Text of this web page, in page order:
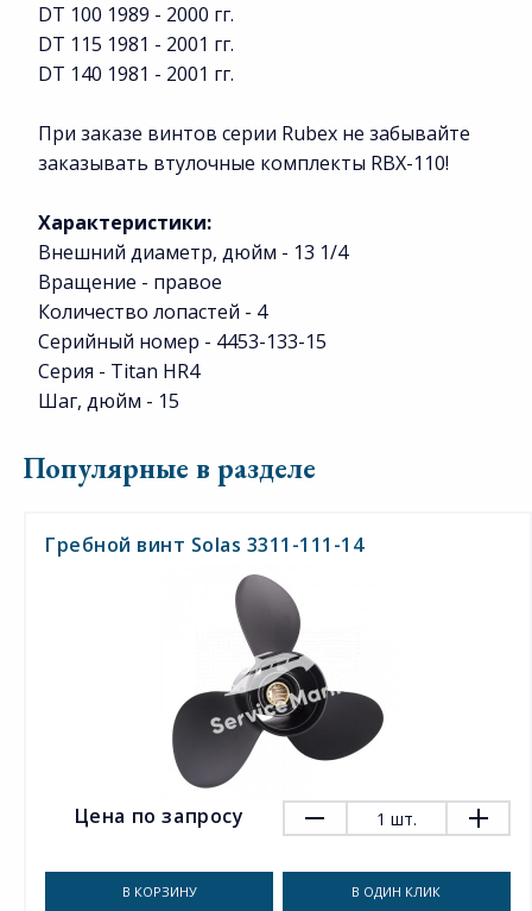
DT 100 1989 - 2000 гг.
DT 115 1981 - 2001 гг.
DT 140 1981 - 2001 гг.
При заказе винтов серии Rubex не забывайте
заказывать втулочные комплекты RBX-110!
Характеристики:
Внешний диаметр, дюйм - 13 1/4
Вращение - правое
Количество лопастей - 4
Серийный номер - 4453-133-15
Серия - Titan HR4
Шаг, дюйм - 15
Популярные в разделе
Гребной винт Solas 3311-111-14
Цена по запросу 1 шт.
В КОРЗИНУ В ОДИН КЛИК